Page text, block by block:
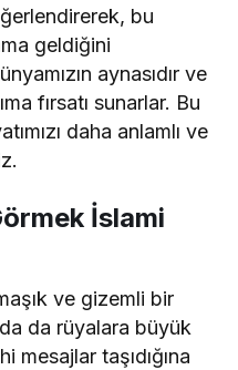
bu
geldiğini
aynasıdır ve
fırsatı sunarlar. Bu
daha anlamlı ve
İslami
ve gizemli bir
da rüyalara büyük
mesajlar taşıdığına